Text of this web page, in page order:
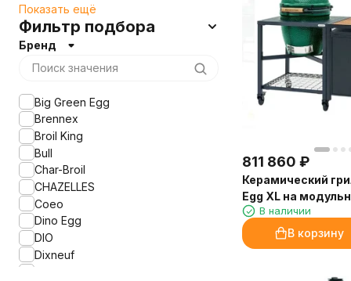
811 860 ₽
Керамический
Egg XL на
подставке в
шкафом
В наличии
В корзину
Показать ещё
Фильтр подбора
Бренд
Big Green Egg
Brennex
Broil King
Bull
Char-Broil
CHAZELLES
Coeo
Dino Egg
DIO
Dixneuf